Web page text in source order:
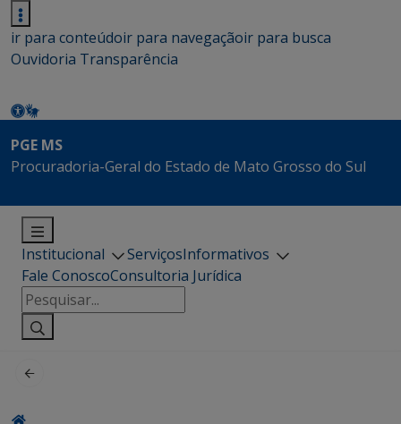
ir para conteúdoir para navegaçãoir para busca
Ouvidoria Transparência
PGE MS
Procuradoria-Geral do Estado de Mato Grosso do Sul
Institucional ServiçosInformativos
Fale ConoscoConsultoria Jurídica
Pesquisar
por: